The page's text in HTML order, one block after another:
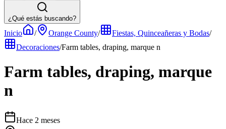
¿Qué estás buscando?
Inicio / Orange County/ Fiestas, Quinceañeras y Bodas/
Decoraciones/Farm tables, draping, marque n
Farm tables, draping, marque
n
Hace 2 meses